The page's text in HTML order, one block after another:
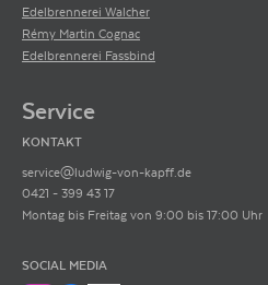
Edelbrennerei Walcher
Rémy Martin Cognac
Edelbrennerei Fassbind
Service
KONTAKT
service@ludwig-von-kapff.de
0421 - 399 43 17
Montag bis Freitag von 9:00 bis 17:00 Uhr
SOCIAL MEDIA